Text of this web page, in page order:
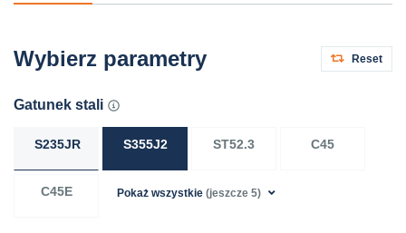
Wybierz parametry Reset
Gatunek stali
S235JR S355J2 ST52.3 C45
C45E Pokaż wszystkie (jeszcze 5)